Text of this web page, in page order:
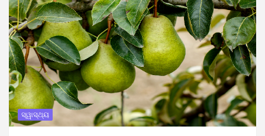
ସ୍ୱାସ୍ଥ୍ୟ